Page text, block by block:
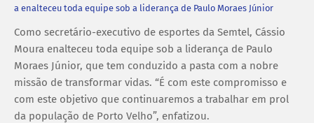
enalteceu toda equipe sob a liderança de Paulo Moraes Júnior
Como secretário-executivo de esportes da Semtel, Cássio
Moura enalteceu toda equipe sob a liderança de Paulo
Moraes Júnior, que tem conduzido a pasta com a nobre
missão de transformar vidas. “É com este compromisso e
com este objetivo que continuaremos a trabalhar em prol
da população de Porto Velho”, enfatizou.